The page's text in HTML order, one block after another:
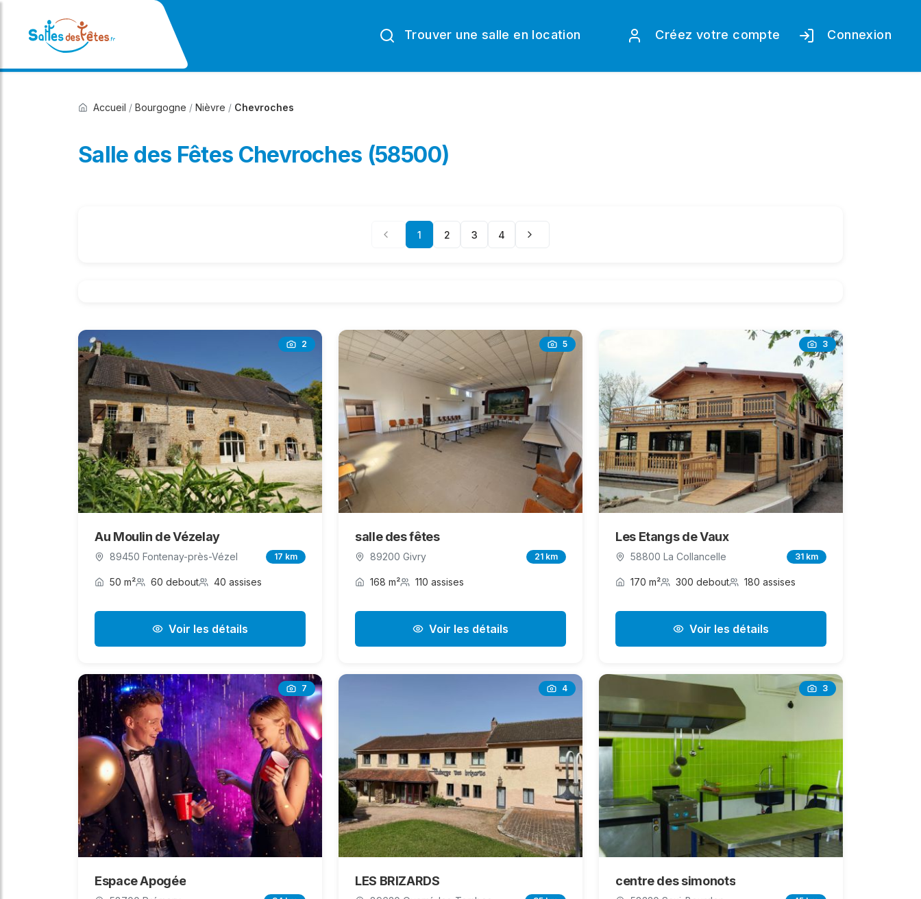
Trouver une salle en location Créez votre compte Connexion
Accueil / Bourgogne / Nièvre / Chevroches
Salle des Fêtes Chevroches (58500)
1 2 3 4
2
Au Moulin de Vézelay
89450 Fontenay-près-Vézel 17 km
50 m² 60 debout 40 assises
Voir les détails
5
salle des fêtes
89200 Givry 21 km
168 m² 110 assises
Voir les détails
3
Les Etangs de Vaux
58800 La Collancelle 31 km
170 m² 300 debout 180 assises
Voir les détails
7
Espace Apogée
4
LES BRIZARDS
3
centre des simonots